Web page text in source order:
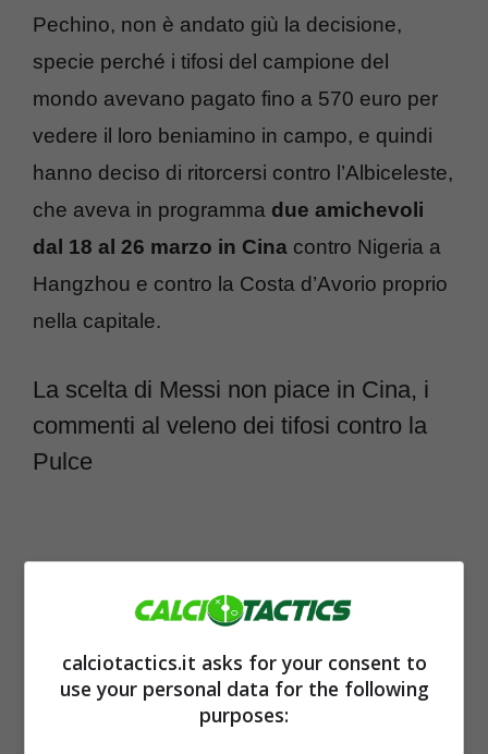
Pechino, non è andato giù la decisione,
specie perché i tifosi del campione del
mondo avevano pagato fino a 570 euro per
vedere il loro beniamino in campo, e quindi
hanno deciso di ritorcersi contro l’Albiceleste,
che aveva in programma due amichevoli
dal 18 al 26 marzo in Cina contro Nigeria a
Hangzhou e contro la Costa d’Avorio proprio
nella capitale.
La scelta di Messi non piace in Cina, i
commenti al veleno dei tifosi contro la
Pulce
calciotactics.it asks for your consent to
use your personal data for the following
purposes: